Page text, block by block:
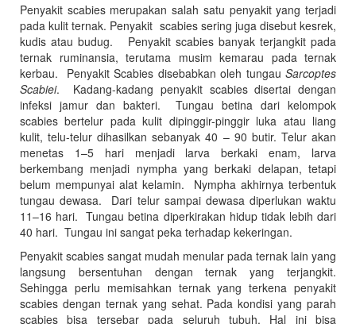
Penyakit scabies merupakan salah satu penyakit yang terjadi
pada kulit ternak. Penyakit scabies sering juga disebut kesrek,
kudis atau budug. Penyakit scabies banyak terjangkit pada
ternak ruminansia, terutama musim kemarau pada ternak
kerbau. Penyakit Scabies disebabkan oleh tungau Sarcoptes
Scabiei. Kadang-kadang penyakit scabies disertai dengan
infeksi jamur dan bakteri. Tungau betina dari kelompok
scabies bertelur pada kulit dipinggir-pinggir luka atau liang
kulit, telu-telur dihasilkan sebanyak 40 – 90 butir. Telur akan
menetas 1–5 hari menjadi larva berkaki enam, larva
berkembang menjadi nympha yang berkaki delapan, tetapi
belum mempunyai alat kelamin. Nympha akhirnya terbentuk
tungau dewasa. Dari telur sampai dewasa diperlukan waktu
11–16 hari. Tungau betina diperkirakan hidup tidak lebih dari
40 hari. Tungau ini sangat peka terhadap kekeringan.
Penyakit scabies sangat mudah menular pada ternak lain yang
langsung bersentuhan dengan ternak yang terjangkit.
Sehingga perlu memisahkan ternak yang terkena penyakit
scabies dengan ternak yang sehat. Pada kondisi yang parah
scabies bisa tersebar pada seluruh tubuh. Hal ini bisa